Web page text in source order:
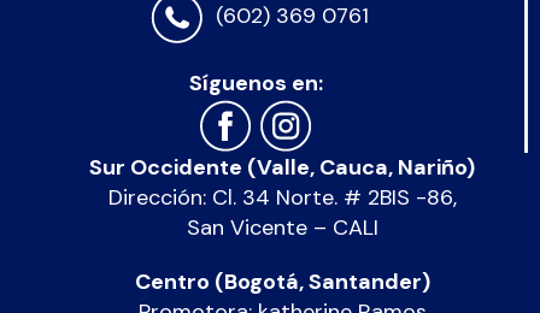
(602) 369 0761
Síguenos en:
Sur Occidente (Valle, Cauca, Nariño)
Dirección: Cl. 34 Norte. # 2BIS -86,
San Vicente – CALI
Centro (Bogotá, Santander)